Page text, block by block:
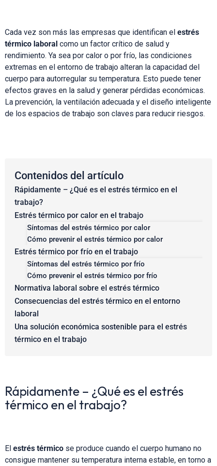
Cada vez son más las empresas que identifican el estrés
térmico laboral como un factor crítico de salud y
rendimiento. Ya sea por calor o por frío, las condiciones
extremas en el entorno de trabajo alteran la capacidad del
cuerpo para autorregular su temperatura. Esto puede tener
efectos graves en la salud y generar pérdidas económicas.
La prevención, la ventilación adecuada y el diseño inteligente
de los espacios de trabajo son claves para reducir riesgos.
Contenidos del artículo
Rápidamente – ¿Qué es el estrés térmico en el
trabajo?
Estrés térmico por calor en el trabajo
Síntomas del estrés térmico por calor
Cómo prevenir el estrés térmico por calor
Estrés térmico por frío en el trabajo
Síntomas del estrés térmico por frío
Cómo prevenir el estrés térmico por frío
Normativa laboral sobre el estrés térmico
Consecuencias del estrés térmico en el entorno
laboral
Una solución económica sostenible para el estrés
térmico en el trabajo
Rápidamente – ¿Qué es el estrés
térmico en el trabajo?
El estrés térmico se produce cuando el cuerpo humano no
consigue mantener su temperatura interna estable, en torno a